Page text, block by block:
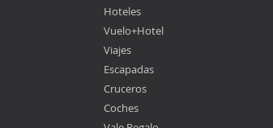
Hoteles
Vuelo+Hotel
Viajes
Escapadas
Cruceros
Coches